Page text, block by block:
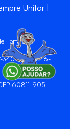
Unifor
Fortaleza
3400 | 99246-
60811-905 -